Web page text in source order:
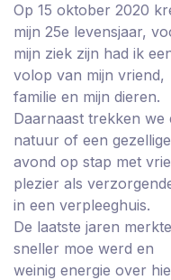
Op 15 oktober 2020
mijn 25e levensjaar,
mijn ziek zijn had ik
volop van mijn vriend,
familie en mijn dieren.
Daarnaast trekken we
natuur of een gezellige
avond op stap met
plezier als
in een verpleeghuis.
De laatste jaren
sneller moe werd en
weinig energie over